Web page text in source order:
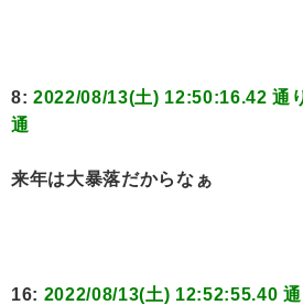
8: 2022/08/13(土) 12:50:16.42 通
通
来年は大暴落だからなぁ
16: 2022/08/13(土) 12:52:55.40